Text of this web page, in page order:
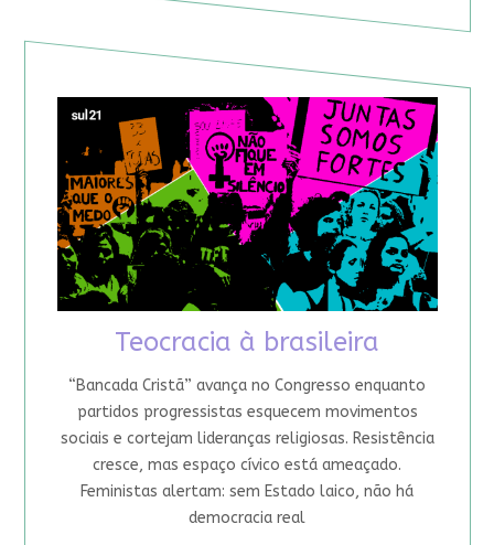
Teocracia à brasileira
“Bancada Cristã” avança no Congresso enquanto
partidos progressistas esquecem movimentos
sociais e cortejam lideranças religiosas. Resistência
cresce, mas espaço cívico está ameaçado.
Feministas alertam: sem Estado laico, não há
democracia real